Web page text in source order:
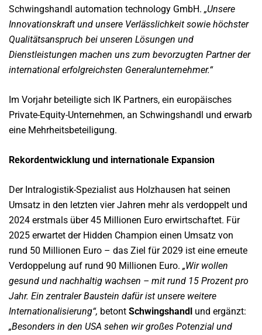
Schwingshandl automation technology GmbH. „Unsere
Innovationskraft und unsere Verlässlichkeit sowie höchster
Qualitätsanspruch bei unseren Lösungen und
Dienstleistungen machen uns zum bevorzugten Partner der
international erfolgreichsten Generalunternehmer.“
Im Vorjahr beteiligte sich IK Partners, ein europäisches
Private-Equity-Unternehmen, an Schwingshandl und erwarb
eine Mehrheitsbeteiligung.
Rekordentwicklung und internationale Expansion
Der Intralogistik-Spezialist aus Holzhausen hat seinen
Umsatz in den letzten vier Jahren mehr als verdoppelt und
2024 erstmals über 45 Millionen Euro erwirtschaftet. Für
2025 erwartet der Hidden Champion einen Umsatz von
rund 50 Millionen Euro – das Ziel für 2029 ist eine erneute
Verdoppelung auf rund 90 Millionen Euro. „Wir wollen
gesund und nachhaltig wachsen – mit rund 15 Prozent pro
Jahr. Ein zentraler Baustein dafür ist unsere weitere
Internationalisierung“, betont Schwingshandl und ergänzt:
„Besonders in den USA sehen wir großes Potenzial und